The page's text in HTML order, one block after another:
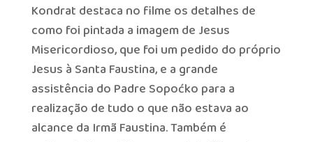
Kondrat destaca no filme os detalhes de
como foi pintada a imagem de Jesus
Misericordioso, que foi um pedido do próprio
Jesus à Santa Faustina, e a grande
assistência do Padre Sopoćko para a
realização de tudo o que não estava ao
alcance da Irmã Faustina. Também é